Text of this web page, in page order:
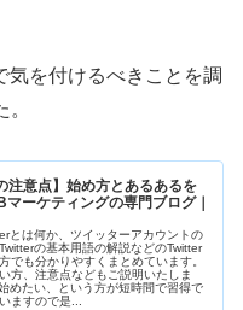
気を付けるべきことを調
注意点】始め方とあるあるを
マーケティングの専門ブログ｜
とは何か、ツイッターアカウントの
の基本用語の解説などのTwitter
でも分かりやすくまとめています。
方、注意点などもご説明いたしま
めたい、という方が短時間で習得で
ますので是...